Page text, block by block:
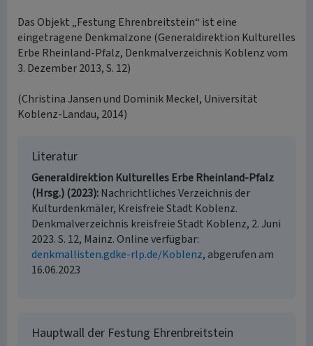
Das Objekt „Festung Ehrenbreitstein“ ist eine
eingetragene Denkmalzone (Generaldirektion Kulturelles
Erbe Rheinland-Pfalz, Denkmalverzeichnis Koblenz vom
3. Dezember 2013, S. 12)
(Christina Jansen und Dominik Meckel, Universität
Koblenz-Landau, 2014)
Literatur
Generaldirektion Kulturelles Erbe Rheinland-Pfalz
(Hrsg.) (2023) Nachrichtliches Verzeichnis der
Kulturdenkmäler, Kreisfreie Stadt Koblenz.
Denkmalverzeichnis kreisfreie Stadt Koblenz, 2. Juni
2023. S. 12, Mainz. Online verfügbar:
denkmallisten.gdke-rlp.de/Koblenz, abgerufen am
16.06.2023
Hauptwall der Festung Ehrenbreitstein